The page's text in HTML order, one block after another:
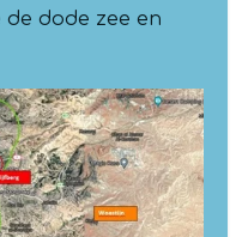
de dode zee en